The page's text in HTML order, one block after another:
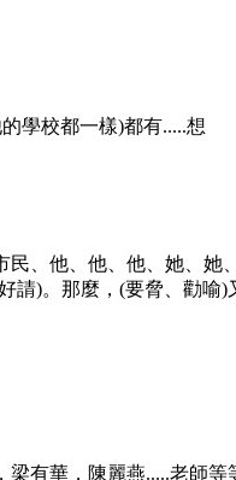
學校都一樣)都有.....想
、他、他、他、她、她
)。那麼，(要脅、勸喻)
有華，陳麗燕.....老師等